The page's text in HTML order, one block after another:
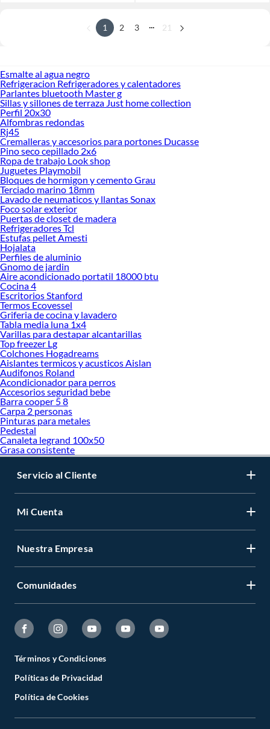
1 2 3 ... 21
Esmalte al agua negro
Refrigeracion Refrigeradores y calentadores
Parlantes bluetooth Master g
Sillas y sillones de terraza Just home collection
Perfil 20x30
Alfombras redondas
Rj45
Cremalleras y accesorios para portones Ducasse
Pino seco cepillado 2x6
Ropa de trabajo Look shop
Juguetes Playmobil
Bloques de hormigon y cemento Grau
Terciado marino 18mm
Lavado de neumaticos y llantas Sonax
Foco solar exterior
Puertas de closet de madera
Refrigeradores Tcl
Estufas pellet Amesti
Hojalata
Perfiles de aluminio
Gnomo de jardin
Aire acondicionado portatil 18000 btu
Cocina 4
Escritorios Stanford
Termos Ecovessel
Griferia de cocina y lavadero
Tabla media luna 1x4
Varillas para destapar alcantarillas
Top freezer Lg
Colchones Hogadreams
Aislantes termicos y acusticos Aislan
Audifonos Roland
Acondicionador para perros
Accesorios seguridad bebe
Barra cooper 5 8
Carpa 2 personas
Pinturas para metales
Pedestal
Canaleta legrand 100x50
Grasa consistente
Servicio al Cliente
Mi Cuenta
Nuestra Empresa
Comunidades
Términos y Condiciones
Políticas de Privacidad
Política de Cookies